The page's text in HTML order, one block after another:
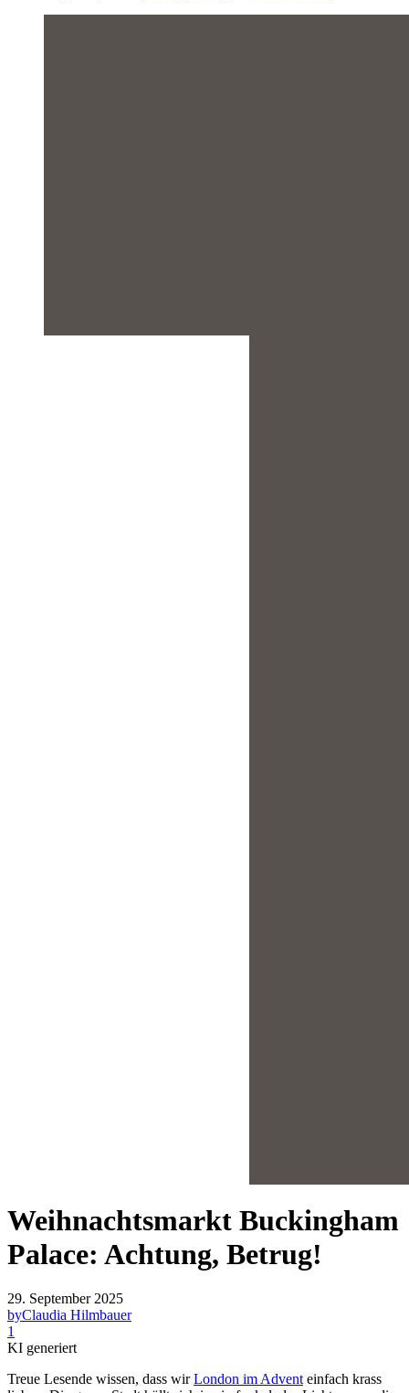
Weihnachtsmarkt Buckingham
Palace: Achtung, Betrug!
29. September 2025
byClaudia Hilmbauer
1
KI generiert
Treue Lesende wissen, dass wirLondon im Advent einfach krass